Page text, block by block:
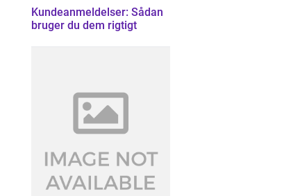
Kundeanmeldelser: Sådan
bruger du dem rigtigt